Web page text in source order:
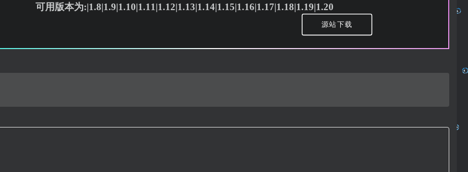
可用版本为:|1.8|1.9|1.10|1.11|1.12|1.13|1.14|1.15|1.16|1.17|1.18|1.19|1.20
源站下载